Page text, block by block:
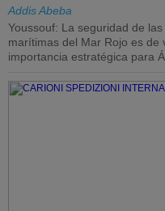
Addis Abeba
Youssouf: La seguridad de
marítimas del Mar Rojo es de
importancia estratégica para